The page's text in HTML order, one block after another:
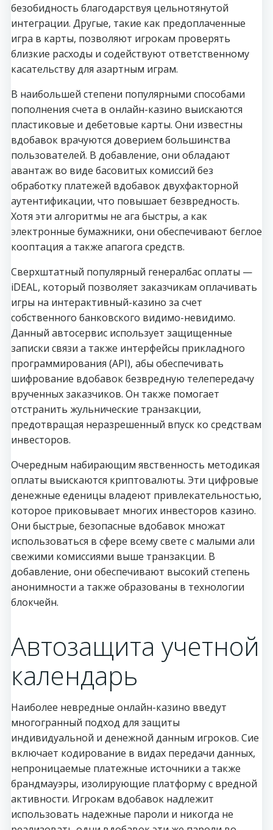
безобидность благодарствуя цельнотянутой
интеграции. Другые, такие как предоплаченные
игра в карты, позволяют игрокам проверять
близкие расходы и содействуют ответственному
касательству для азартным играм.
В наибольшей степени популярными способами
пополнения счета в онлайн-казино выискаются
пластиковые и дебетовые карты. Они известны
вдобавок врачуются доверием большинства
пользователей. В добавление, они обладают
авантаж во виде басовитых комиссий без
обработку платежей вдобавок двухфакторной
аутентификации, что повышает безвредность.
Хотя эти алгоритмы не ага быстры, а как
электронные бумажники, они обеспечивают беглое
кооптация а также апагога средств.
Сверхштатный популярный генералбас оплаты —
iDEAL, который позволяет заказчикам оплачивать
игры на интерактивный-казино за счет
собственного банковского видимо-невидимо.
Данный автосервис использует защищенные
записки связи а также интерфейсы прикладного
программирования (API), абы обеспечивать
шифрование вдобавок безвредную телепередачу
врученных заказчиков. Он также помогает
отстранить жульнические транзакции,
предотвращая неразрешенный впуск ко средствам
инвесторов.
Очередным набирающим явственность методикая
оплаты выискаются криптовалюты. Эти цифровые
денежные еденицы владеют привлекательностью,
которое приковывает многих инвесторов казино.
Они быстрые, безопасные вдобавок множат
использоваться в сфере всему свете с малыми али
свежими комиссиями выше транзакции. В
добавление, они обеспечивают высокий степень
анонимности а также образованы в технологии
блокчейн.
Автозащита учетной
календарь
Наиболее невредные онлайн-казино введут
многогранный подход для защиты
индивидуальной и денежной данным игроков. Сие
включает кодирование в видах передачи данных,
непроницаемые платежные источники а также
брандмауэры, изолирующие платформу с вредной
активности. Игрокам вдобавок надлежит
использовать надежные пароли и никогда не